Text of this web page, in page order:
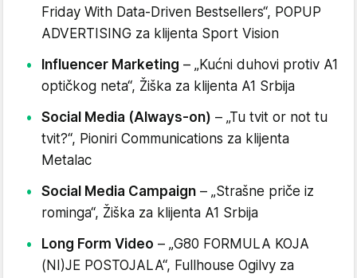
Friday With Data-Driven Bestsellers“, POPUP
ADVERTISING za klijenta Sport Vision
Influencer Marketing – „Kućni duhovi protiv A1
optičkog neta“, Žiška za klijenta A1 Srbija
Social Media (Always-on) – „Tu tvit or not tu
tvit?“, Pioniri Communications za klijenta
Metalac
Social Media Campaign – „Strašne priče iz
rominga“, Žiška za klijenta A1 Srbija
Long Form Video – „G80 FORMULA KOJA
(NI)JE POSTOJALA“, Fullhouse Ogilvy za